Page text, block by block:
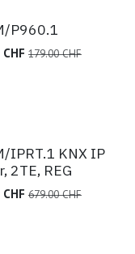
P960.1
CHF 179.00CHF
IPRT.1 KNX IP
2TE, REG
CHF 679.00CHF